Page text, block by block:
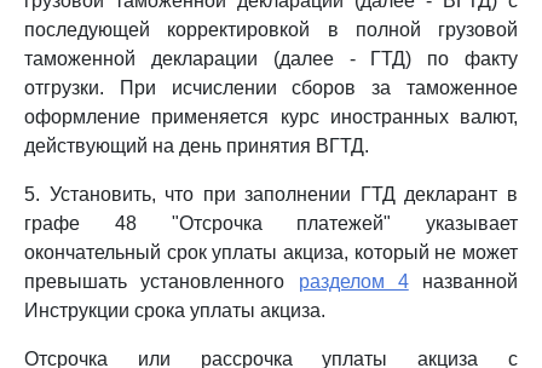
последующей корректировкой в полной грузовой
таможенной декларации (далее - ГТД) по факту
отгрузки. При исчислении сборов за таможенное
оформление применяется курс иностранных валют,
действующий на день принятия ВГТД.
5. Установить, что при заполнении ГТД декларант в
графе 48 "Отсрочка платежей" указывает
окончательный срок уплаты акциза, который не может
превышать установленного разделом 4названной
Инструкции срока уплаты акциза.
Отсрочка или рассрочка уплаты акциза с